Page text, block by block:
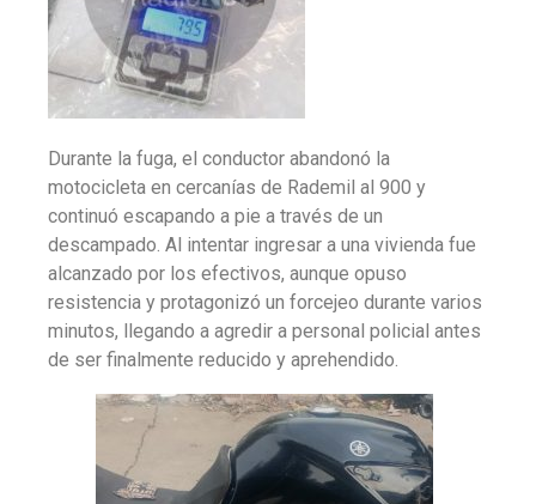
Durante la fuga, el conductor abandonó la
motocicleta en cercanías de Rademil al 900 y
continuó escapando a pie a través de un
descampado. Al intentar ingresar a una vivienda fue
alcanzado por los efectivos, aunque opuso
resistencia y protagonizó un forcejeo durante varios
minutos, llegando a agredir a personal policial antes
de ser finalmente reducido y aprehendido.